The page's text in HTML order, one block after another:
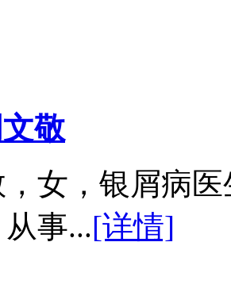
敬
，女，银屑病
事...[详情]